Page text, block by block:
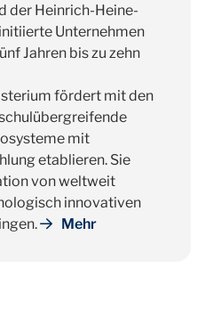
der Heinrich-Heine-
Unternehmen
Jahren bis zu zehn
fördert mit den
mit
etablieren. Sie
von weltweit
innovativen
Mehr